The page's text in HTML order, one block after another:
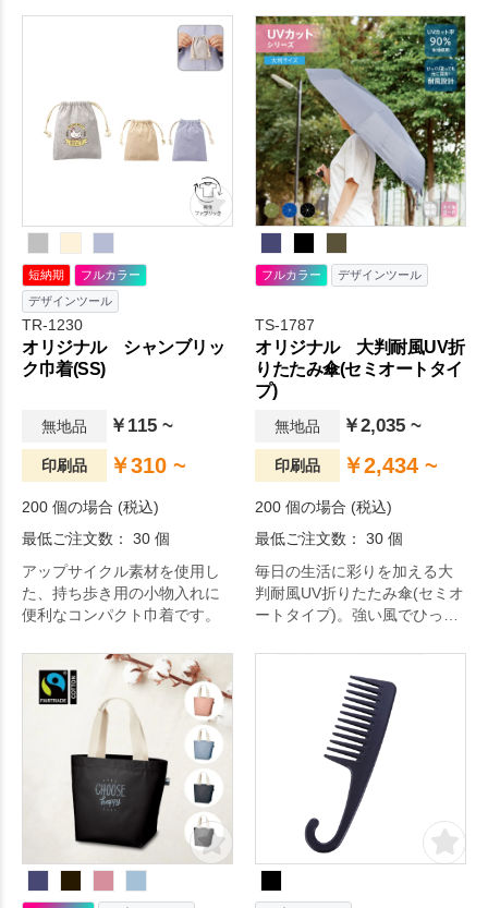
雑貨なので、デザインはもち
ろん素材やサイズなどにこだ
わって選ぶことでいっそうプ
ロモーション効果の高いノベ
ルティになります。
短納期
フルカラー
デザインツール
TR-1230
オリジナル シャンブリッ
ク巾着(SS)
無地品 ￥115 ~
印刷品 ￥310 ~
200 個の場合 (税込)
最低ご注文数： 30 個
アップサイクル素材を使用し
た、持ち歩き用の小物入れに
便利なコンパクト巾着です。
フルカラー デザインツール
TS-1787
オリジナル 大判耐風UV折
りたたみ傘(セミオートタイ
プ)
無地品 ￥2,035 ~
印刷品 ￥2,434 ~
200 個の場合 (税込)
最低ご注文数： 30 個
毎日の生活に彩りを加える大
判耐風UV折りたたみ傘(セミオ
ートタイプ)。強い風でひっく
日も安心して持ち歩ける耐風
折りたたみ傘です。